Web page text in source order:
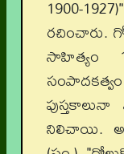
1900-
రచించారు.
సాహిత్యం
నిలిచాయి.